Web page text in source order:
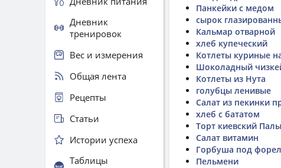
Панкейки с медом
сырок
Кальмар отварной
хлеб купеческий
Котлеты куриные
Шоколадный
Котлеты из Нута
голубцы ленивые
Салат из пекинки
хлеб с бататом
Торт киевский
Салат витамин
Горбуша под
Пельмени
Дневник
тренировок
Вес и измерения
Общая лента
Рецепты
Статьи
Истории успеха
Таблицы